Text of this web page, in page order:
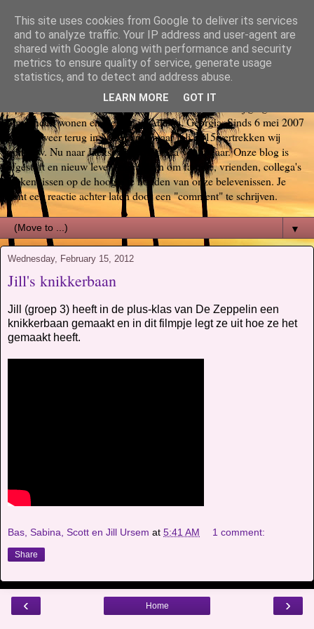
Bas, Sabina, Scott en Jill go
again USA
6 maanden wonen en werken in Atlanta, Georgia. Sinds 6 mei 2007
zijn we weer terug in Nederland, maar juli 2015 vertrekken wij
opnieuw. Nu naar Jacksonville, Florida voor 3 jaar. Onze blog is
afgestoft en nieuw leven ingeblazen om familie, vrienden, collega's
en kennissen op de hoogte te houden van onze belevenissen. Je
kunt een reactie achter laten door een "comment" te schrijven.
▼
Wednesday, February 15, 2012
Jill's knikkerbaan
Jill (groep 3) heeft in de plus-klas van De Zeppelin een
knikkerbaan gemaakt en in dit filmpje legt ze uit hoe ze het
gemaakt heeft.
Bas, Sabina, Scott en Jill Ursem at 5:41 AM 1 comment:
Share
‹ ›
Home
This site uses cookies from Google to deliver its services
and to analyze traffic. Your IP address and user-agent are
shared with Google along with performance and security
metrics to ensure quality of service, generate usage
statistics, and to detect and address abuse.
LEARN MORE GOT IT